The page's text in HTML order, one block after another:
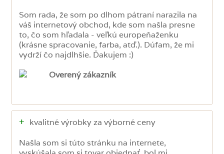
Som rada, že som po dlhom pátraní narazila na
váš internetový obchod, kde som našla presne
to, čo som hľadala - veľkú europeňaženku
(krásne spracovanie, farba, atď.). Dúfam, že mi
vydrží čo najdlhšie. Ďakujem :)
Overený zákazník
+ kvalitné výrobky za výborné ceny
Našla som si túto stránku na internete,